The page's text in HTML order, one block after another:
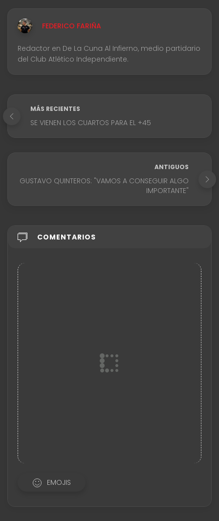
FEDERICO FARIÑA
Redactor en De La Cuna Al Infierno, medio partidario
del Club Atlético Independiente.
MÁS RECIENTES
SE VIENEN LOS CUARTOS PARA EL +45
ANTIGUOS
GUSTAVO QUINTEROS: "VAMOS A CONSEGUIR ALGO
IMPORTANTE"
COMENTARIOS
EMOJIS